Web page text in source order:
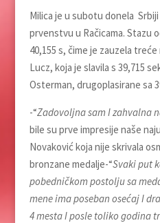
Milica je u subotu donela
prvenstvu u Račicama. Stazu
40,155 s, čime je zauzela
Lucz, koja je slavila s 39,715
Osterman, drugoplasirane sa
-“Zadovoljna sam I zahvalna
bile su prve impresije naše
Novaković koja nije skrivala
bronzane medalje-“Svaki put
pobedničkom postolju sa
mene ima poseban osećaj I
4 mesta I posle toliko godina